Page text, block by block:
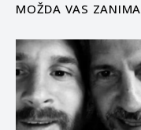
MOŽDA VAS ZANIMA